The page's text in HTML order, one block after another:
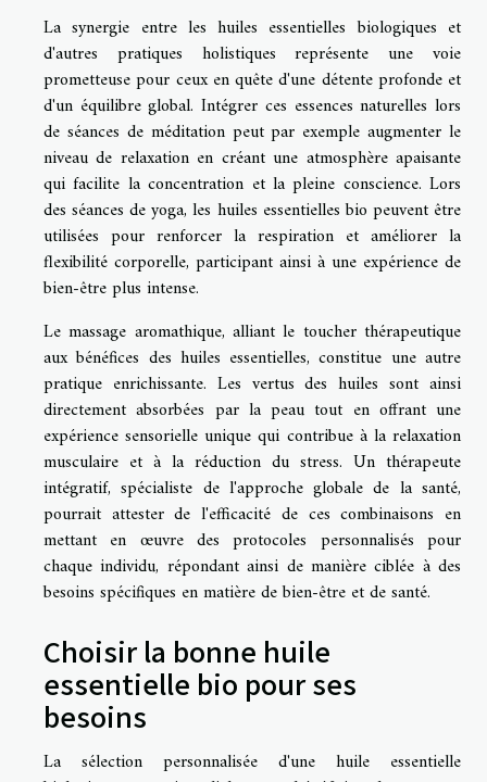
La synergie entre les huiles essentielles biologiques et
d'autres pratiques holistiques représente une voie
prometteuse pour ceux en quête d'une détente profonde et
d'un équilibre global. Intégrer ces essences naturelles lors
de séances de méditation peut par exemple augmenter le
niveau de relaxation en créant une atmosphère apaisante
qui facilite la concentration et la pleine conscience. Lors
des séances de yoga, les huiles essentielles bio peuvent être
utilisées pour renforcer la respiration et améliorer la
flexibilité corporelle, participant ainsi à une expérience de
bien-être plus intense.
Le massage aromathique, alliant le toucher thérapeutique
aux bénéfices des huiles essentielles, constitue une autre
pratique enrichissante. Les vertus des huiles sont ainsi
directement absorbées par la peau tout en offrant une
expérience sensorielle unique qui contribue à la relaxation
musculaire et à la réduction du stress. Un thérapeute
intégratif, spécialiste de l'approche globale de la santé,
pourrait attester de l'efficacité de ces combinaisons en
mettant en œuvre des protocoles personnalisés pour
chaque individu, répondant ainsi de manière ciblée à des
besoins spécifiques en matière de bien-être et de santé.
Choisir la bonne huile
essentielle bio pour ses
besoins
La sélection personnalisée d'une huile essentielle